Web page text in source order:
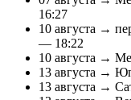
16:27
10 августа →
— 18:22
10 августа →
13 августа →
13 августа →